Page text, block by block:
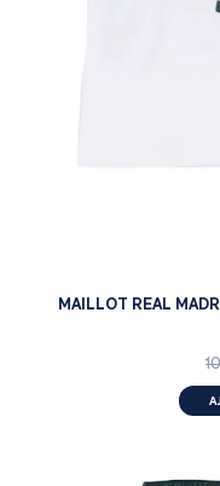
MAILLOT REAL